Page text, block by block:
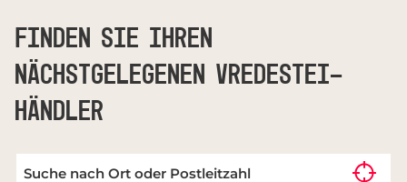
FINDEN SIE IHREN
NÄCHSTGELEGENEN VREDESTEI-
HÄNDLER